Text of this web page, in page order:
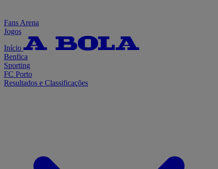
Fans Arena
Jogos
Início
Benfica
Sporting
FC Porto
Resultados e Classificações